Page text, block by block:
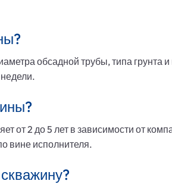
обсадной трубы, типа грунта
от 2 до 5 лет в зависимости от
вине исполнителя.